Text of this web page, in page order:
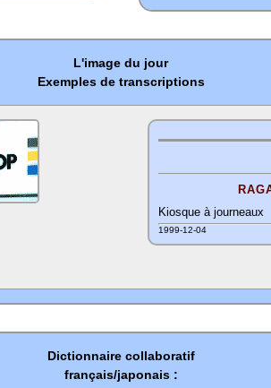
L'image du jour
Exemples de transcriptions
Kiosque à journeaux
1999-12-04
Dictionnaire collaboratif
français/japonais :